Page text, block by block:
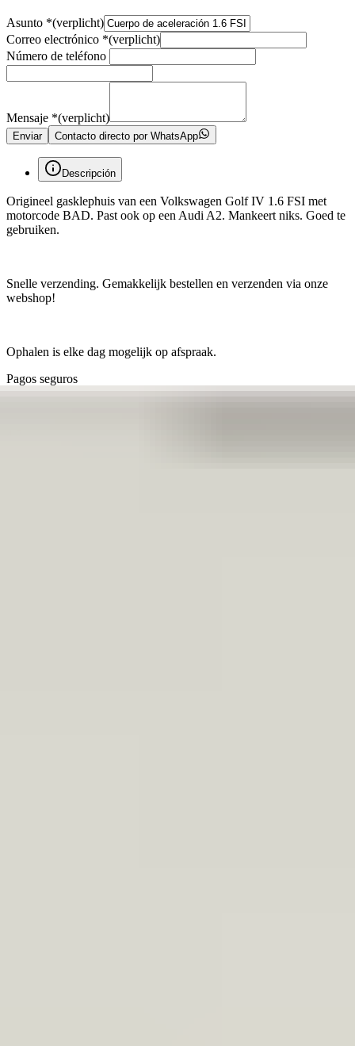
Asunto *(verplicht)
Correo electrónico *(verplicht)
Número de teléfono
Mensaje *(verplicht)
Enviar Contacto directo por WhatsApp
Descripción
Origineel gasklephuis van een Volkswagen Golf IV 1.6 FSI met
motorcode BAD. Past ook op een Audi A2. Mankeert niks. Goed te
gebruiken.
Snelle verzending. Gemakkelijk bestellen en verzenden via onze
webshop!
Ophalen is elke dag mogelijk op afspraak.
Pagos seguros